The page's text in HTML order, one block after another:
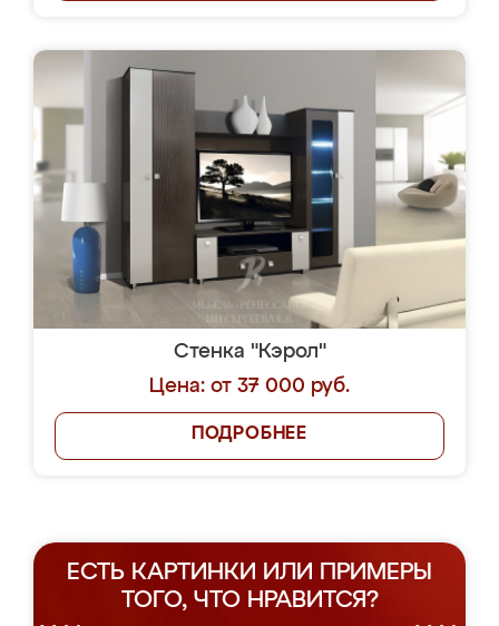
Стенка "Кэрол"
Цена: от 37 000 руб.
ПОДРОБНЕЕ
ЕСТЬ КАРТИНКИ ИЛИ ПРИМЕРЫ
ТОГО, ЧТО НРАВИТСЯ?